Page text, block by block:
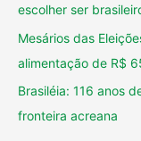
escolher ser
Mesários das
alimentação de R$
Brasiléia: 116 anos
fronteira acreana